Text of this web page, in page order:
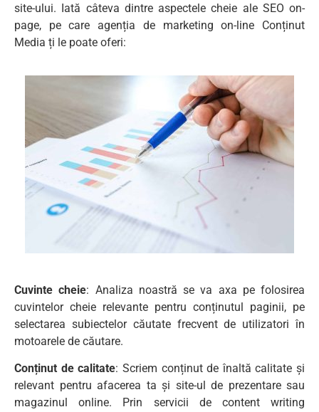
site-ului. Iată câteva dintre aspectele cheie ale SEO on-
page, pe care agenția de marketing on-line Conținut
Media ți le poate oferi:
Cuvinte cheie: Analiza noastră se va axa pe folosirea
cuvintelor cheie relevante pentru conținutul paginii, pe
selectarea subiectelor căutate frecvent de utilizatori în
motoarele de căutare.
Conținut de calitate: Scriem conținut de înaltă calitate și
relevant pentru afacerea ta și site-ul de prezentare sau
magazinul online. Prin servicii de content writing